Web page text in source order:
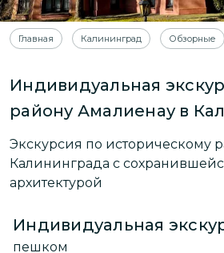
Главная Калининград Обзорные
Индивидуальная
району Амалиенау в
Экскурсия по историческому
Калининграда с
архитектурой
Индивидуальная
пешком